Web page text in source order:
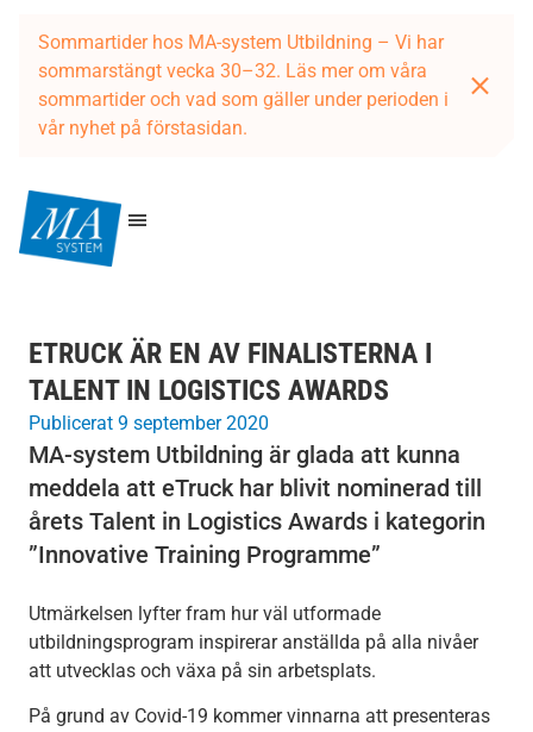
Sommartider hos MA-system Utbildning – Vi har
sommarstängt vecka 30–32. Läs mer om våra
sommartider och vad som gäller under perioden i
vår nyhet på förstasidan.
ETRUCK ÄR EN AV FINALISTERNA I
TALENT IN LOGISTICS AWARDS
Publicerat 9 september 2020
MA-system Utbildning är glada att kunna
meddela att eTruck har blivit nominerad till
årets Talent in Logistics Awards i kategorin
”Innovative Training Programme”
Utmärkelsen lyfter fram hur väl utformade
utbildningsprogram inspirerar anställda på alla nivåer
att utvecklas och växa på sin arbetsplats.
På grund av Covid-19 kommer vinnarna att presenteras